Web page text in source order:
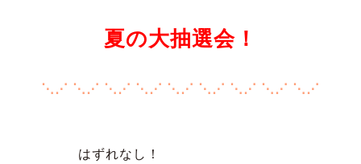
夏の大抽選会！
⋱⋰ ⋱⋰ ⋱⋰ ⋱⋰ ⋱⋰ ⋱⋰ ⋱⋰ ⋱⋰ ⋱⋰